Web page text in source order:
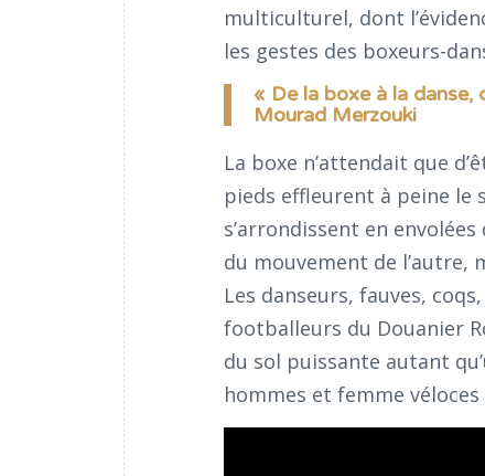
multiculturel, dont
les gestes des boxeurs-
« De la boxe à la
Mourad Merzouki
La boxe n’attendait que
pieds effleurent à peine le
s’arrondissent en
du mouvement de l’autre,
Les danseurs, fauves,
footballeurs du Douanier
du sol puissante autant
hommes et femme